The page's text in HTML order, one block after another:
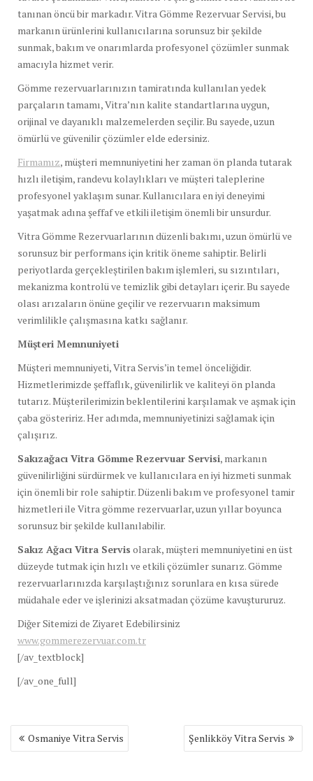
tanınan öncü bir markadır. Vitra Gömme Rezervuar Servisi, bu
markanın ürünlerini kullanıcılarına sorunsuz bir şekilde
sunmak, bakım ve onarımlarda profesyonel çözümler sunmak
amacıyla hizmet verir.
Gömme rezervuarlarınızın tamiratında kullanılan yedek
parçaların tamamı, Vitra’nın kalite standartlarına uygun,
orijinal ve dayanıklı malzemelerden seçilir. Bu sayede, uzun
ömürlü ve güvenilir çözümler elde edersiniz.
Firmamız, müşteri memnuniyetini her zaman ön planda tutarak
hızlı iletişim, randevu kolaylıkları ve müşteri taleplerine
profesyonel yaklaşım sunar. Kullanıcılara en iyi deneyimi
yaşatmak adına şeffaf ve etkili iletişim önemli bir unsurdur.
Vitra Gömme Rezervuarlarının düzenli bakımı, uzun ömürlü ve
sorunsuz bir performans için kritik öneme sahiptir. Belirli
periyotlarda gerçekleştirilen bakım işlemleri, su sızıntıları,
mekanizma kontrolü ve temizlik gibi detayları içerir. Bu sayede
olası arızaların önüne geçilir ve rezervuarın maksimum
verimlilikle çalışmasına katkı sağlanır.
Müşteri Memnuniyeti
Müşteri memnuniyeti, Vitra Servis’in temel önceliğidir.
Hizmetlerimizde şeffaflık, güvenilirlik ve kaliteyi ön planda
tutarız. Müşterilerimizin beklentilerini karşılamak ve aşmak için
çaba gösteririz. Her adımda, memnuniyetinizi sağlamak için
çalışırız.
Sakızağacı Vitra Gömme Rezervuar Servisi, markanın
güvenilirliğini sürdürmek ve kullanıcılara en iyi hizmeti sunmak
için önemli bir role sahiptir. Düzenli bakım ve profesyonel tamir
hizmetleri ile Vitra gömme rezervuarlar, uzun yıllar boyunca
sorunsuz bir şekilde kullanılabilir.
Sakız Ağacı Vitra Servis olarak, müşteri memnuniyetini en üst
düzeyde tutmak için hızlı ve etkili çözümler sunarız. Gömme
rezervuarlarınızda karşılaştığınız sorunlara en kısa sürede
müdahale eder ve işlerinizi aksatmadan çözüme kavuştururuz.
Diğer Sitemizi de Ziyaret Edebilirsiniz
www.gommerezervuar.com.tr
[/av_textblock]
[/av_one_full]
Yazı
gezinmesi
Osmaniye Vitra Servis Şenlikköy Vitra Servis